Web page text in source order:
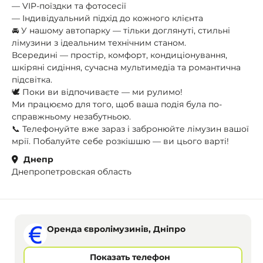
— VIP-поїздки та фотосесії
— Індивідуальний підхід до кожного клієнта
🚘 У нашому автопарку — тільки доглянуті, стильні
лімузини з ідеальним технічним станом.
Всередині — простір, комфорт, кондиціонування,
шкіряні сидіння, сучасна мультимедіа та романтична
підсвітка.
🕊️ Поки ви відпочиваєте — ми рулимо!
Ми працюємо для того, щоб ваша подія була по-
справжньому незабутньою.
📞 Телефонуйте вже зараз і забронюйте лімузин вашої
мрії. Побалуйте себе розкішшю — ви цього варті!
Днепр
Днепропетровская область
Оренда євролімузинів, Дніпро
Показать телефон